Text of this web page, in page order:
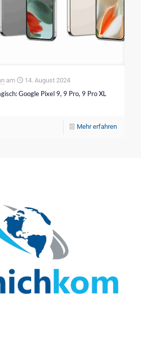
am 14. August 2024
Google Pixel 9, 9 Pro, 9 Pro XL
Mehr erfahren